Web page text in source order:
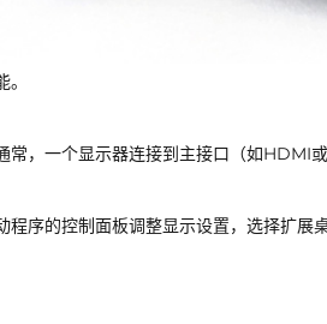
常，一个显示器连接到主接口（如
序的控制面板调整显示设置，选择扩展